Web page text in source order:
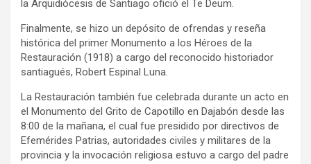
la Arquidiócesis de Santiago ofició el Te Deum.
Finalmente, se hizo un depósito de ofrendas y reseña
histórica del primer Monumento a los Héroes de la
Restauración (1918) a cargo del reconocido historiador
santiagués, Robert Espinal Luna.
La Restauración también fue celebrada durante un acto en
el Monumento del Grito de Capotillo en Dajabón desde las
8:00 de la mañana, el cual fue presidido por directivos de
Efemérides Patrias, autoridades civiles y militares de la
provincia y la invocación religiosa estuvo a cargo del padre